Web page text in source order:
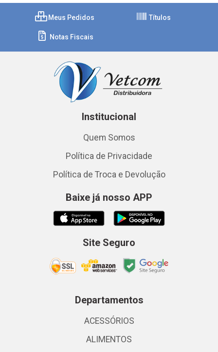
Meus Pedidos Títulos
Notas Fiscais
Institucional
Quem Somos
Política de Privacidade
Política de Troca e Devolução
Baixe já nosso APP
Site Seguro
Departamentos
ACESSÓRIOS
ALIMENTOS